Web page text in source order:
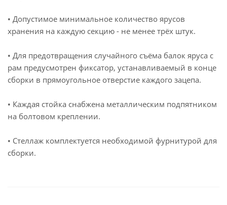
• Допустимое минимальное количество ярусов
хранения на каждую секцию - не менее трёх штук.
• Для предотвращения случайного съёма балок яруса с
рам предусмотрен фиксатор, устанавливаемый в конце
сборки в прямоугольное отверстие каждого зацепа.
• Каждая стойка снабжена металлическим подпятником
на болтовом креплении.
• Стеллаж комплектуется необходимой фурнитурой для
сборки.